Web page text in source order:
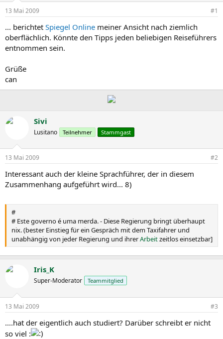
l
e
r
l
t
a
m
w
r
t
e
13 Mai 2009 #1
... berichtet Spiegel Online meiner Ansicht nach ziemlich
oberflächlich. Könnte den Tipps jeden beliebigen Reiseführers
entnommen sein.
Grüße
can
Sivi
Lusitano Teilnehmer Stammgast
13 Mai 2009 #2
Interessant auch der kleine Sprachführer, der in diesem
Zusammenhang aufgeführt wird... 8)
#
# Este governo é uma merda. - Diese Regierung bringt überhaupt
nix. (bester Einstieg für ein Gespräch mit dem Taxifahrer und
unabhängig von jeder Regierung und ihrerArbeitzeitlos einsetzbar]
Iris_K
Super-Moderator Teammitglied
13 Mai 2009 #3
....hat der eigentlich auch studiert? Darüber schreibt er nicht
so viel :